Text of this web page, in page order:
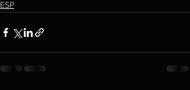
ESP